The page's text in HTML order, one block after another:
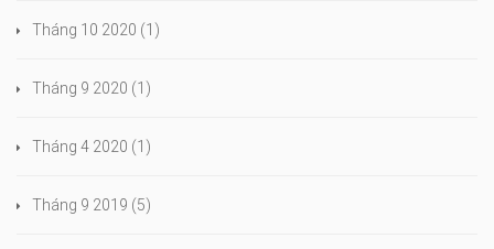
Tháng 10 2020 (1)
Tháng 9 2020 (1)
Tháng 4 2020 (1)
Tháng 9 2019 (5)